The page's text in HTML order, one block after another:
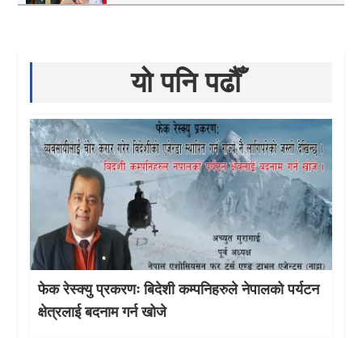
यो पनि पढौँ
फेक रेस्क्यु प्रकरणः बिदेशी कम्पनिहरुले नेपालको पर्यटन
क्षेत्रलाई बदनाम गर्न खोजे